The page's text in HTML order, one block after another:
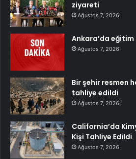
ziyareti
Ağustos 7, 2026
Ankara’da
Ağustos 7, 2026
Bir şehir resmen
tahliye edildi
Ağustos 7, 2026
California’da
Kişi Tahliye Edildi
Ağustos 7, 2026